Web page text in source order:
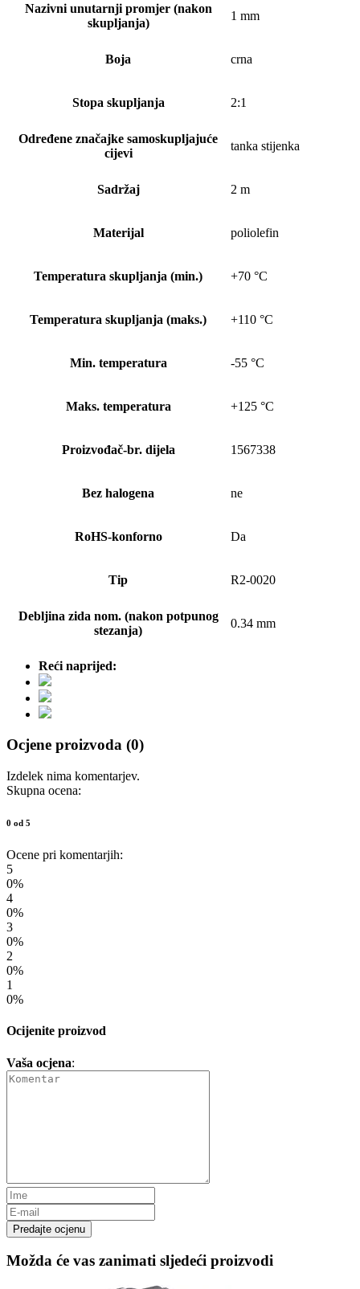
Nazivni unutarnji promjer (nakon
skupljanja)
1 mm
Boja crna
Stopa skupljanja 2:1
Određene značajke samoskupljajuće
cijevi
tanka stijenka
Sadržaj 2 m
Materijal poliolefin
Temperatura skupljanja (min.) +70 °C
Temperatura skupljanja (maks.) +110 °C
Min. temperatura -55 °C
Maks. temperatura +125 °C
Proizvođač-br. dijela 1567338
Bez halogena ne
RoHS-konforno Da
Tip R2-0020
Debljina zida nom. (nakon potpunog
stezanja)
0.34 mm
Reći naprijed:
Ocjene proizvoda (0)
Izdelek nima komentarjev.
Skupna ocena:
0 od 5
Ocene pri komentarjih:
5
0%
4
0%
3
0%
2
0%
1
0%
Ocijenite proizvod
Vaša ocjena:
Predajte ocjenu
Možda će vas zanimati sljedeći proizvodi